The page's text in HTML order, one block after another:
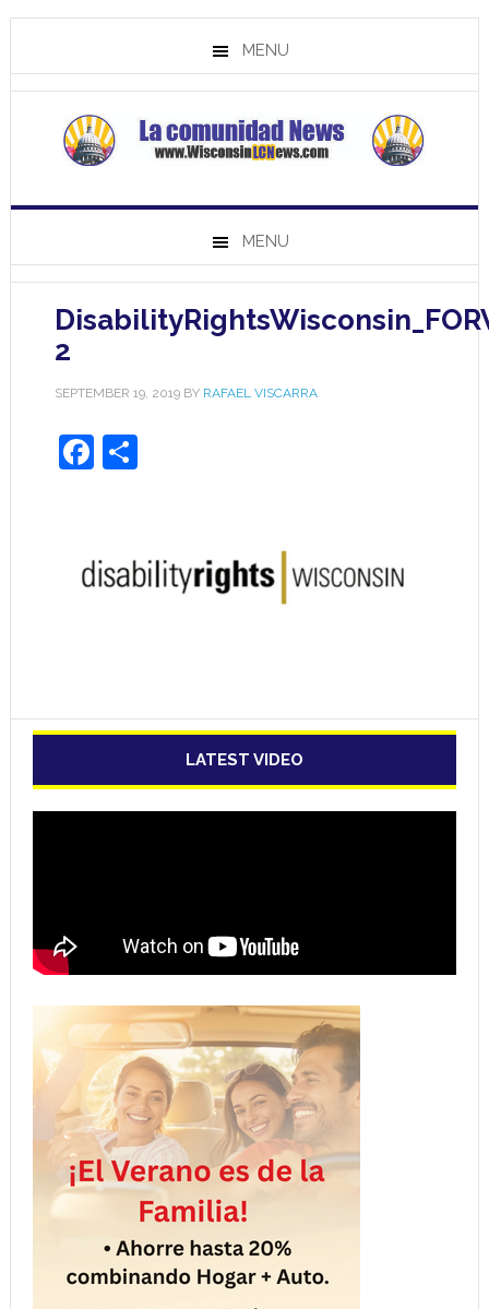
MENU
MENU
2
SEPTEMBER 19, 2019BY RAFAEL VISCARRA
Facebook
Share
LATEST VIDEO